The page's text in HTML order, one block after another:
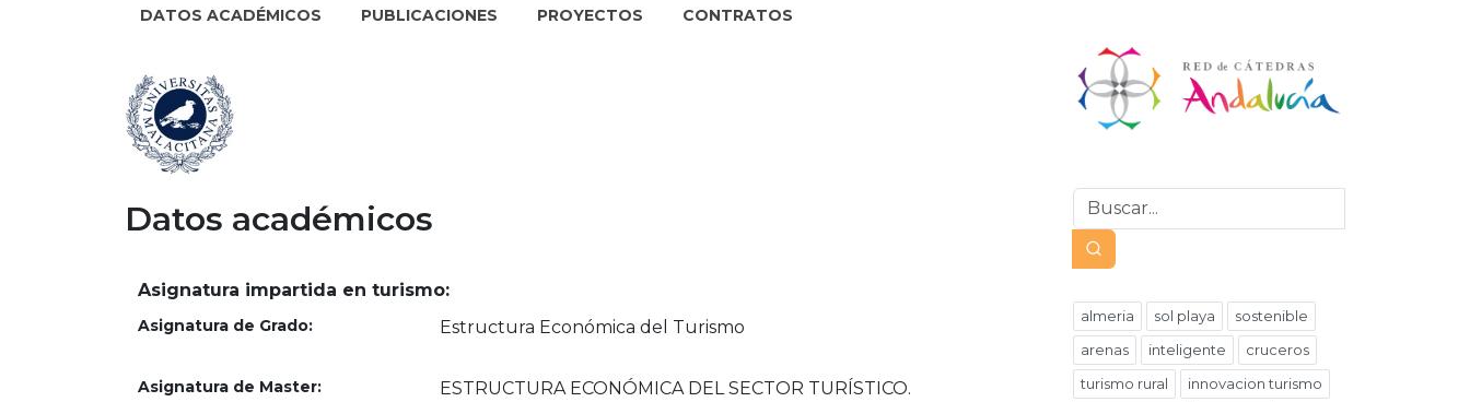
DATOS ACADÉMICOS PUBLICACIONES PROYECTOS CONTRATOS
Datos académicos
Asignatura impartida en turismo:
Asignatura de Grado: Estructura Económica del Turismo
Asignatura de Master:
ESTRUCTURA ECONÓMICA DEL SECTOR TURÍSTICO.
almeria sol playa
sostenible
arenas
inteligente
cruceros
turismo rural
innovacion turismo